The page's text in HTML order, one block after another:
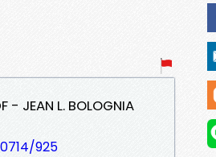
- JEAN L. BOLOGNIA
925